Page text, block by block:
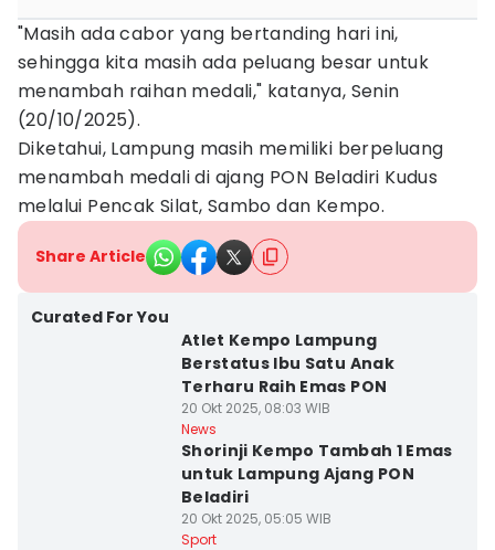
"Masih ada cabor yang bertanding hari ini,
sehingga kita masih ada peluang besar untuk
menambah raihan medali," katanya, Senin
(20/10/2025).
Diketahui, Lampung masih memiliki berpeluang
menambah medali di ajang PON Beladiri Kudus
melalui Pencak Silat, Sambo dan Kempo.
Share Article
Curated For You
Atlet Kempo Lampung
Berstatus Ibu Satu Anak
Terharu Raih Emas PON
20 Okt 2025, 08:03 WIB
News
Shorinji Kempo Tambah 1 Emas
untuk Lampung Ajang PON
Beladiri
20 Okt 2025, 05:05 WIB
Sport